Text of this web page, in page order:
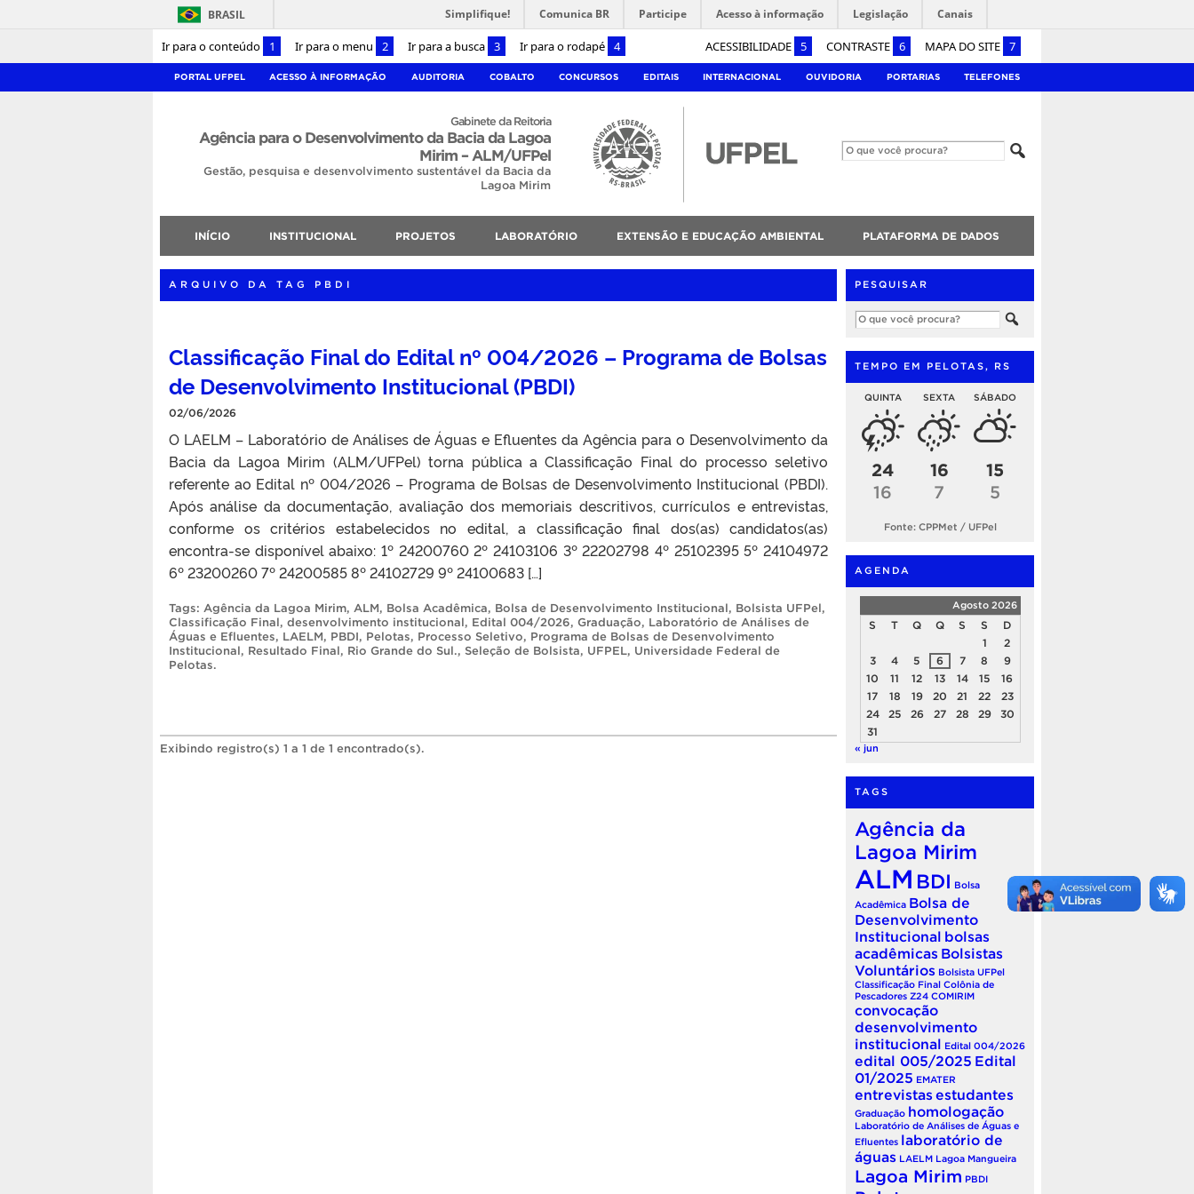
Ir para o conteúdo 1 Ir para o menu 2 Ir para a busca 3 Ir para o rodapé 4 ACESSIBILIDADE 5 CONTRASTE 6 MAPA DO SITE 7
BRASIL Simplifique! Comunica BR Participe Acesso à informação Legislação Canais
PORTAL UFPEL ACESSO À INFORMAÇÃO AUDITORIA COBALTO CONCURSOS EDITAIS INTERNACIONAL OUVIDORIA PORTARIAS TELEFONES
Gabinete da Reitoria
Agência para o Desenvolvimento da Bacia da Lagoa
Mirim – ALM/UFPel
Gestão, pesquisa e desenvolvimento sustentável da Bacia da
Lagoa Mirim
INÍCIO INSTITUCIONAL PROJETOS LABORATÓRIO EXTENSÃO E EDUCAÇÃO AMBIENTAL PLATAFORMA DE DADOS
ARQUIVO DA TAG PBDI
Classificação Final do Edital nº 004/2026 – Programa de Bolsas
de Desenvolvimento Institucional (PBDI)
02/06/2026
O LAELM – Laboratório de Análises de Águas e Efluentes da Agência para o Desenvolvimento da
Bacia da Lagoa Mirim (ALM/UFPel) torna pública a Classificação Final do processo seletivo
referente ao Edital nº 004/2026 – Programa de Bolsas de Desenvolvimento Institucional (PBDI).
Após análise da documentação, avaliação dos memoriais descritivos, currículos e entrevistas,
conforme os critérios estabelecidos no edital, a classificação final dos(as) candidatos(as)
encontra-se disponível abaixo: 1º 24200760 2º 24103106 3º 22202798 4º 25102395 5º 24104972
6º 23200260 7º 24200585 8º 24102729 9º 24100683 […]
Tags: Agência da Lagoa Mirim, ALM, Bolsa Acadêmica, Bolsa de Desenvolvimento Institucional, Bolsista UFPel,
Classificação Final, desenvolvimento institucional, Edital 004/2026, Graduação, Laboratório de Análises de
Águas e Efluentes, LAELM, PBDI, Pelotas, Processo Seletivo, Programa de Bolsas de Desenvolvimento
Institucional, Resultado Final, Rio Grande do Sul., Seleção de Bolsista, UFPEL, Universidade Federal de
Pelotas.
Exibindo registro(s) 1 a 1 de 1 encontrado(s).
PESQUISAR
TEMPO EM PELOTAS, RS
QUINTA
24
16
SEXTA
16
7
SÁBADO
15
5
Fonte: CPPMet / UFPel
AGENDA
Agosto 2026
S T Q Q S S
D
1
2
3
4 5 6 7 8
9
10
11 12 13 14 15
16
17
18 19 20 21 22
23
24
25 26 27 28 29
30
31
« jun
TAGS
Agência da
Lagoa Mirim
ALM BDI Bolsa
Acadêmica Bolsa de
Desenvolvimento
Institucional bolsas
acadêmicas Bolsistas
Voluntários Bolsista UFPel
Classificação Final Colônia de
Pescadores Z24 COMIRIM
convocação
desenvolvimento
institucional Edital 004/2026
edital 005/2025 Edital
01/2025 EMATER
entrevistasestudantes
Graduação homologação
Laboratório de Análises de Águas e
Efluentes laboratório de
águas LAELM Lagoa Mangueira
Lagoa Mirim PBDI